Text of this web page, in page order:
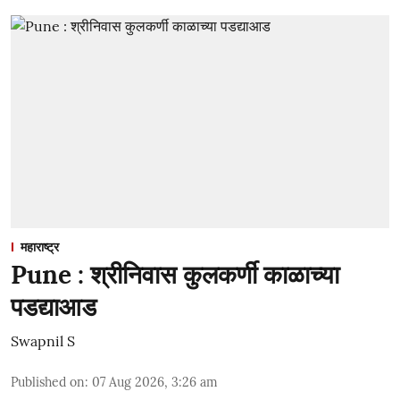
महाराष्ट्र
Pune : श्रीनिवास कुलकर्णी काळाच्या
पडद्याआड
Swapnil S
Published on: 07 Aug 2026, 3:26 am